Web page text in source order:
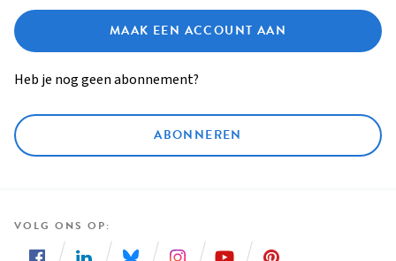
MAAK EEN ACCOUNT AAN
Heb je nog geen abonnement?
ABONNEREN
VOLG ONS OP